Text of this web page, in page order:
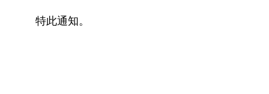
特此通知。